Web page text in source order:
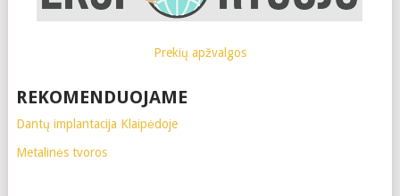
Prekių apžvalgos
REKOMENDUOJAME
Dantų implantacija Klaipėdoje
Metalinės tvoros